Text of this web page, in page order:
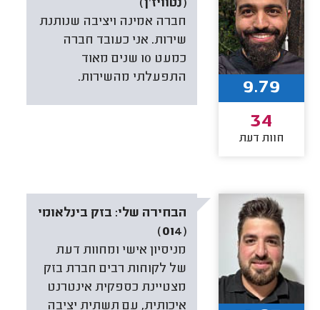
(נטוויז'ן)
חברה אמינה ויציבה שנותנת
שירות. אני כעובד חברה
כמעט 10 שנים מאוד
התפעלתי מהשירות.
9.79
34
חוות דעת
הבחירה שלי: בזק בינלאומי
(014)
מניסיון אישי ומחוות דעת
של לקוחות רבים חברת בזק
מצטיינת כספקית אינטרנט
איכותית, עם תשתית יציבה